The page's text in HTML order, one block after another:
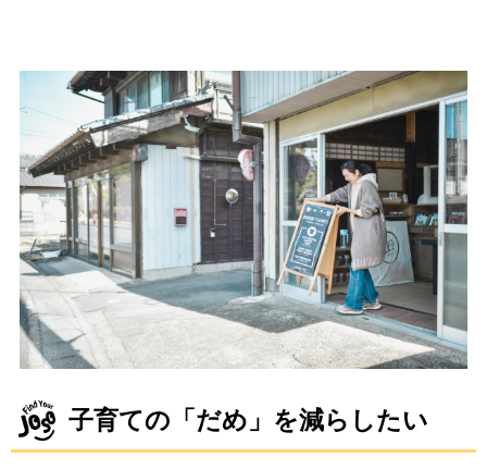
子育ての「だめ」を減らしたい